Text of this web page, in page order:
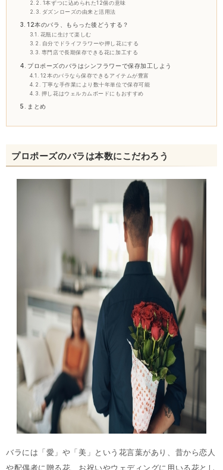
1本ずつに込められた12個の意味
ダズンローズの由来と活用法
12本のバラ、もらった後どうする？
花瓶に生けて楽しむ
自分でドライフラワーや押し花にする
専門店で長期保存できる花に加工する
プロポーズのバラはシンフラワーで保存加工しよう
12本のバラなら保存できるアイテムが豊富
丁寧な手作業により数十年単位で保存可能
押し花はウェルカムボードにもおすすめ
まとめ
プロポーズのバラは本数にこだわろう
バラには「愛」や「美」という花言葉があり、昔から恋人
や配偶者に贈る花、お祝いやウェディングに用いる花とし